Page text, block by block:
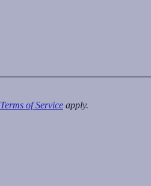
Terms of Service apply.